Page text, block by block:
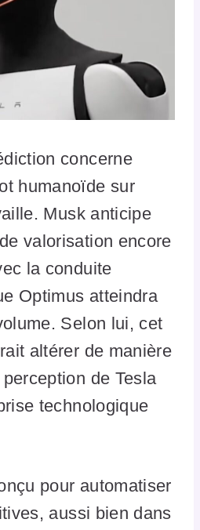
concerne
humanoïde sur
Musk anticipe
valorisation encore
la conduite
Optimus atteindra
Selon lui, cet
altérer de manière
de Tesla
technologique
pour automatiser
aussi bien dans